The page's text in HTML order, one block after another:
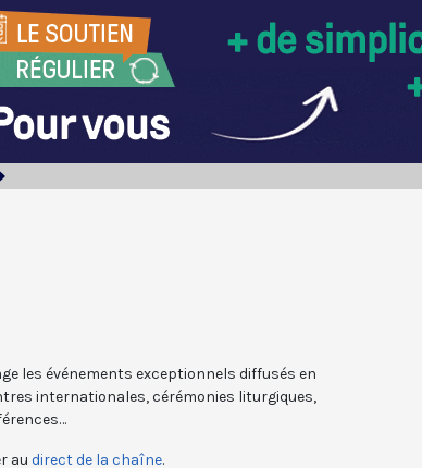
les événements exceptionnels diffusés en
internationales, cérémonies liturgiques,
au direct de la chaîne.